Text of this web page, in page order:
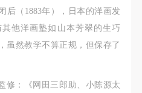
后（1883年），日本的洋画发
他洋画塾如山本芳翠的生巧
虽然教学不算正规，但保存了
修：《网田三郎助、小陈源太